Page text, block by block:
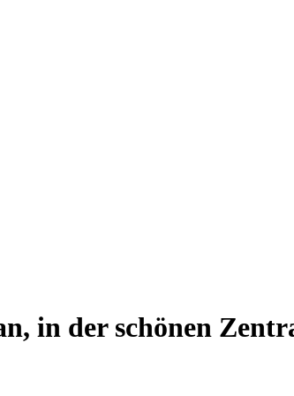
in der schönen